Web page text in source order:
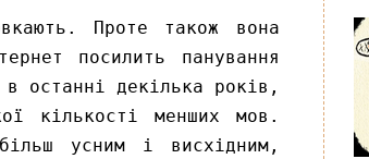
Проте також вона
посилить панування
останні декілька років,
кількості менших мов.
усним і висхідним,